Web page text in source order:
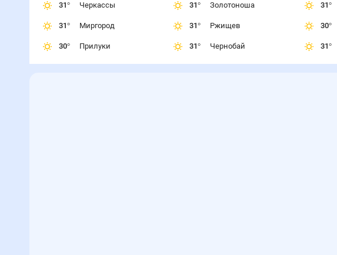
31° Черкассы
31° Миргород
30° Прилуки
31° Золотоноша
31° Ржищев
31° Чернобай
31°
30°
31°